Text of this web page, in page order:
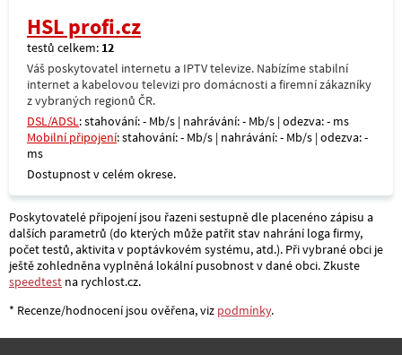
HSL profi.cz
testů celkem: 12
Váš poskytovatel internetu a IPTV televize. Nabízíme stabilní
internet a kabelovou televizi pro domácnosti a firemní zákazníky
z vybraných regionů ČR.
DSL/ADSL: stahování: - Mb/s | nahrávání: - Mb/s | odezva: - ms
Mobilní připojení: stahování: - Mb/s | nahrávání: - Mb/s | odezva: -
ms
Dostupnost v celém okrese.
Poskytovatelé připojení jsou řazeni sestupně dle placenéno zápisu a
dalších parametrů (do kterých může patřit stav nahrání loga firmy,
počet testů, aktivita v poptávkovém systému, atd.). Při vybrané obci je
ještě zohledněna vyplněná lokální pusobnost v dané obci. Zkuste
speedtest na rychlost.cz.
* Recenze/hodnocení jsou ověřena, viz podmínky.